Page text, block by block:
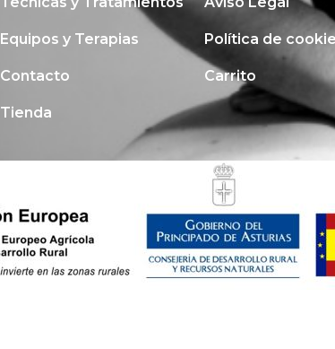
Equipos y Terapias
Contacto
Tienda
Política de
Carrito